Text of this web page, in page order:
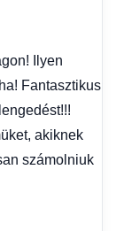
Ilyen
Fantasztikus
akiknek
számolniuk